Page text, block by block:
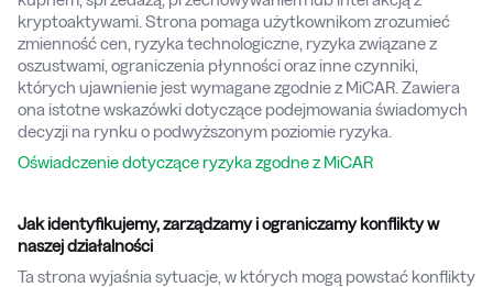
kryptoaktywami. Strona pomaga użytkownikom zrozumieć
zmienność cen, ryzyka technologiczne, ryzyka związane z
oszustwami, ograniczenia płynności oraz inne czynniki,
których ujawnienie jest wymagane zgodnie z MiCAR. Zawiera
ona istotne wskazówki dotyczące podejmowania świadomych
decyzji na rynku o podwyższonym poziomie ryzyka.
Oświadczenie dotyczące ryzyka zgodne z MiCAR
Jak identyfikujemy, zarządzamy i ograniczamy konflikty w
naszej działalności
Ta strona wyjaśnia sytuacje, w których mogą powstać konflikty